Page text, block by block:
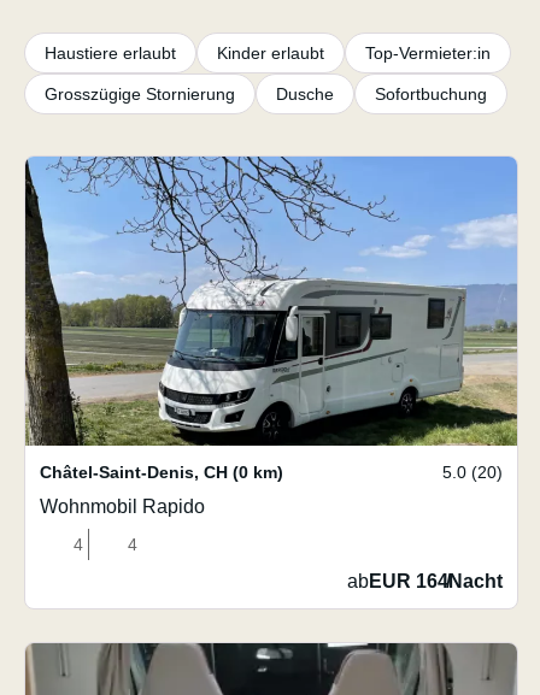
Haustiere erlaubt Kinder erlaubt Top-Vermieter:in
Grosszügige Stornierung Dusche Sofortbuchung
Châtel-Saint-Denis, CH (0 km) 5.0 (20)
Wohnmobil Rapido
4 4
abEUR 164/Nacht